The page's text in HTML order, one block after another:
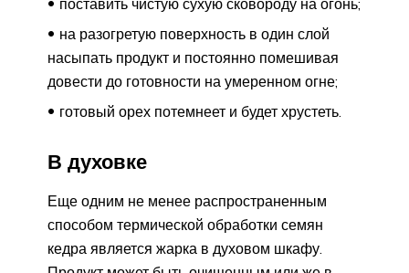
поставить чистую сухую сковороду на огонь;
на разогретую поверхность в один слой
насыпать продукт и постоянно помешивая
довести до готовности на умеренном огне;
готовый орех потемнеет и будет хрустеть.
В духовке
Еще одним не менее распространенным
способом термической обработки семян
кедра является жарка в духовом шкафу.